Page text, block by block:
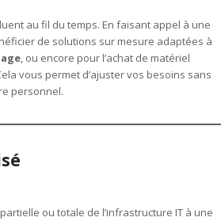
au fil du temps. En faisant appel à une
de solutions sur mesure adaptées à
, ou encore pour l’achat de matériel
vous permet d’ajuster vos besoins sans
personnel.
ou totale de l’infrastructure IT à une